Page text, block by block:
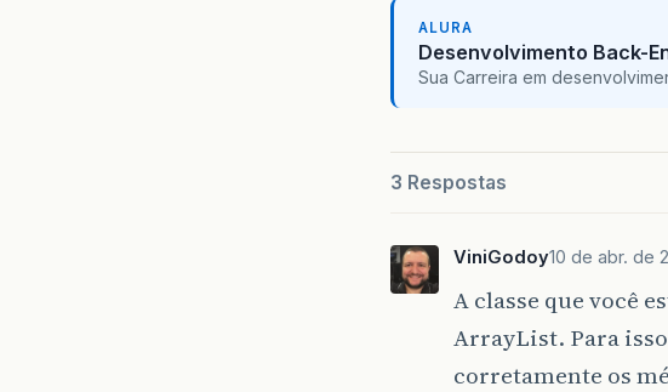
}
ALURA
Desenvolvimento Back-
Sua Carreira em
3 Respostas
ViniGodoy10 de abr. de
A classe que você
ArrayList. Para
corretamente os